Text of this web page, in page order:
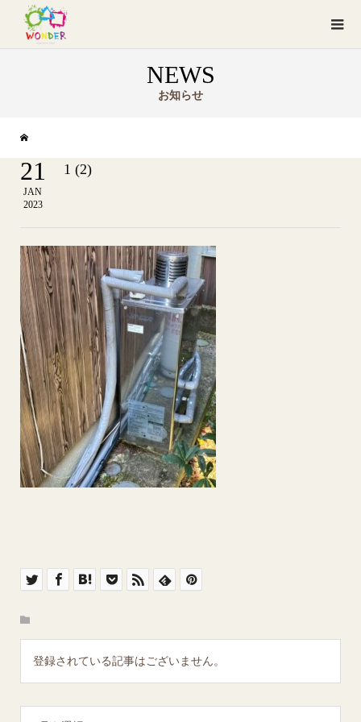
NEWS
お知らせ
21
JAN
2023
1 (2)
登録されている記事はございません。